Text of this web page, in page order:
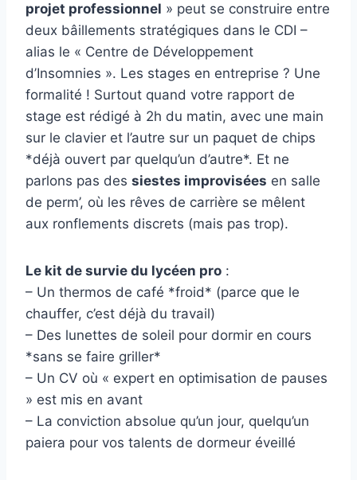
projet professionnel » peut se construire entre
deux bâillements stratégiques dans le CDI –
alias le « Centre de Développement
d’Insomnies ». Les stages en entreprise ? Une
formalité ! Surtout quand votre rapport de
stage est rédigé à 2h du matin, avec une main
sur le clavier et l’autre sur un paquet de chips
*déjà ouvert par quelqu’un d’autre*. Et ne
parlons pas des siestes improvisées en salle
de perm’, où les rêves de carrière se mêlent
aux ronflements discrets (mais pas trop).
Le kit de survie du lycéen pro :
– Un thermos de café *froid* (parce que le
chauffer, c’est déjà du travail)
– Des lunettes de soleil pour dormir en cours
*sans se faire griller*
– Un CV où « expert en optimisation de pauses
» est mis en avant
– La conviction absolue qu’un jour, quelqu’un
paiera pour vos talents de dormeur éveillé